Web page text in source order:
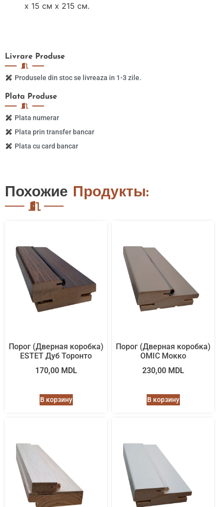
х 15 см х 215 см.
Plata Produse
Plata numerar
Plata prin transfer bancar
Plata cu card bancar
Livrare Produse
Produsele din stoc se livreaza in 1-3 zile.
Похожие Продукты:
Порог (Дверная коробка)
ESTET Дуб Торонто
170,00 MDL
В корзину
Порог (Дверная коробка)
OMIC Мокко
230,00 MDL
В корзину